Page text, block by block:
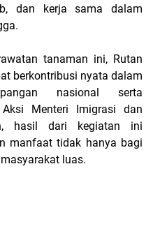
dan kerja sama dalam
tanaman ini, Rutan
berkontribusi nyata dalam
nasional serta
Menteri Imigrasi dan
hasil dari kegiatan ini
manfaat tidak hanya bagi
luas.